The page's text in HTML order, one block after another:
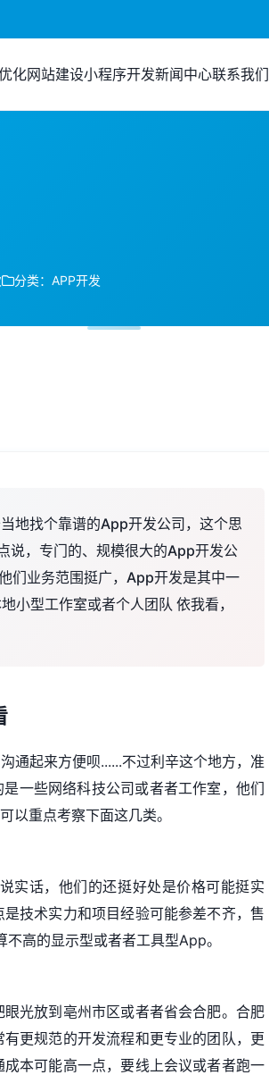
化网站建设小程序开发新闻中心联系我们
分类：APP开发
地找个靠谱的App开发公司，这个思
说，专门的、规模很大的App开发公
们业务范围挺广，App开发是其中一
小型工作室或者个人团队 依我看，
通起来方便呗......不过利辛这个地方，准
一些网络科技公司或者者工作室，他们
以重点考察下面这几类。
实话，他们的还挺好处是价格可能挺实
技术实力和项目经验可能参差不齐，售
高的显示型或者者工具型App。
光放到亳州市区或者者省会合肥。合肥
更规范的开发流程和更专业的团队，更
本可能高一点，要线上会议或者者跑一